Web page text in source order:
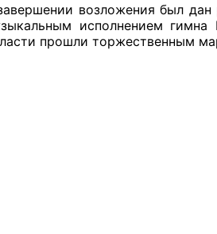
советы по проведению
услуг
возложения был дан
исполнением
прошли торжественным